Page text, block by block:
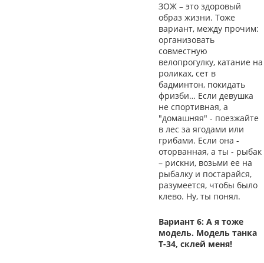
ЗОЖ – это здоровый
образ жизни. Тоже
вариант, между прочим:
организовать
совместную
велопрогулку, катание на
роликах, сет в
бадминтон, покидать
фризби… Если девушка
не спортивная, а
"домашняя" - поезжайте
в лес за ягодами или
грибами. Если она -
оторванная, а ты - рыбак
– рискни, возьми ее на
рыбалку и постарайся,
разумеется, чтобы было
клево. Ну, ты понял.
Вариант 6: А я тоже
модель. Модель танка
Т-34, склей меня!